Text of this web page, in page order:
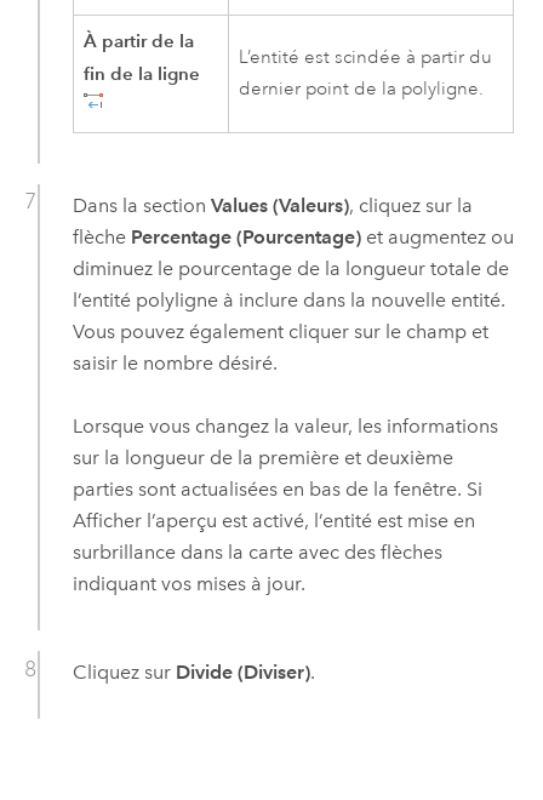
À partir de la
fin de la ligne
L’entité est scindée à partir du
dernier point de la polyligne.
Dans la section Values (Valeurs), cliquez sur la
flèche Percentage (Pourcentage)et augmentez ou
diminuez le pourcentage de la longueur totale de
l’entité polyligne à inclure dans la nouvelle entité.
Vous pouvez également cliquer sur le champ et
saisir le nombre désiré.
Lorsque vous changez la valeur, les informations
sur la longueur de la première et deuxième
parties sont actualisées en bas de la fenêtre. Si
Afficher l’aperçu est activé, l’entité est mise en
surbrillance dans la carte avec des flèches
indiquant vos mises à jour.
Cliquez sur Divide (Diviser).